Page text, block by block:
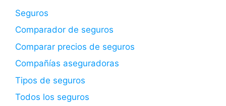
Seguros
Comparador de seguros
Comparar precios de seguros
Compañías aseguradoras
Tipos de seguros
Todos los seguros